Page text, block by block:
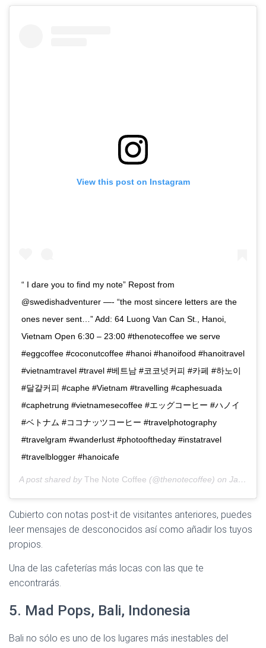
View this post on Instagram
“ I dare you to find my note” Repost from
@swedishadventurer —- “the most sincere letters are the
ones never sent…” Add: 64 Luong Van Can St., Hanoi,
Vietnam Open 6:30 – 23:00 #thenotecoffee we serve
#eggcoffee #coconutcoffee #hanoi #hanoifood #hanoitravel
#vietnamtravel #travel #베트남 #코코넛커피 #카페 #하노이
#달걀커피 #caphe #Vietnam #travelling #caphesuada
#caphetrung #vietnamesecoffee #エッグコーヒー #ハノイ
#ベトナム #ココナッツコーヒー #travelphotography
#travelgram #wanderlust #photooftheday #instatravel
#travelblogger #hanoicafe
A post shared by The Note Coffee (@thenotecoffee) on Jan 15, 2020 at 12:25am PST
Cubierto con notas post-it de visitantes anteriores, puedes
leer mensajes de desconocidos así como añadir los tuyos
propios.
Una de las cafeterías más locas con las que te
encontrarás.
5. Mad Pops, Bali, Indonesia
Bali no sólo es uno de los lugares más inestables del